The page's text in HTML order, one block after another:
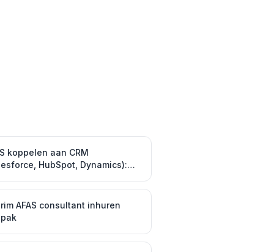
koppelen aan CRM
HubSpot, Dynamics):
AFAS consultant inhuren